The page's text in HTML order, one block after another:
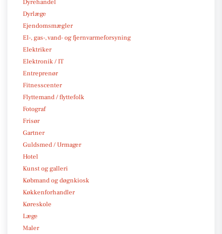
Dyrehandel
Dyrlæge
Ejendomsmægler
El-, gas-, vand- og fjernvarmeforsyning
Elektriker
Elektronik / IT
Entreprenør
Fitnesscenter
Flyttemand / flyttefolk
Fotograf
Frisør
Gartner
Guldsmed / Urmager
Hotel
Kunst og galleri
Købmand og døgnkiosk
Køkkenforhandler
Køreskole
Læge
Maler